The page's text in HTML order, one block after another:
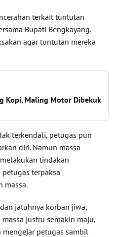
terkait tuntutan
Bupati Bengkayang.
agar tuntutan mereka
Kopi, Maling Motor Dibekuk
terkendali, petugas pun
diri. Namun massa
tindakan
terpaksa
massa.
jatuhnya korban jiwa,
justru semakin maju,
petugas sambil